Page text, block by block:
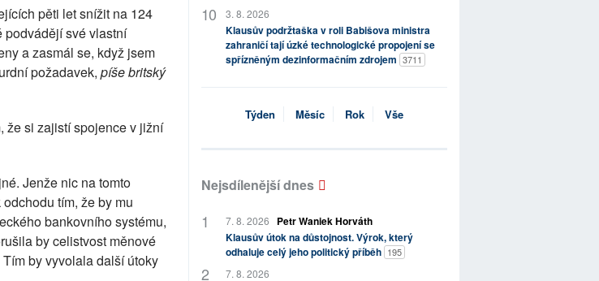
pěti let snížit na 124
podvádějí své vlastní
a zasmál se, když jsem
požadavek, píše britský
že si zajistí spojence v jižní
Jenže nic na tomto
tím, že by mu
bankovního systému,
by celistvost měnové
by vyvolala další útoky
3. 8. 2026
Klausův podržtaška v roli Babišova ministra
zahraničí tají úzké technologické propojení se
spřízněným dezinformačním zdrojem 3711
Týden Měsíc Rok Vše
Nejsdílenější dnes
7. 8. 2026
Petr Waniek Horváth
Klausův útok na důstojnost. Výrok, který
odhaluje celý jeho politický příběh 195
7. 8. 2026